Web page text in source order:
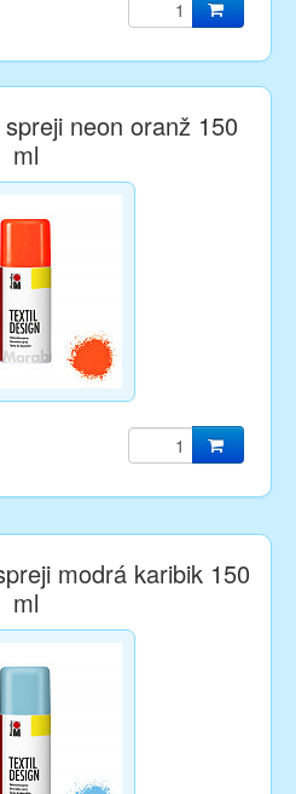
neon oranž 150
ml
modrá karibik 150
ml